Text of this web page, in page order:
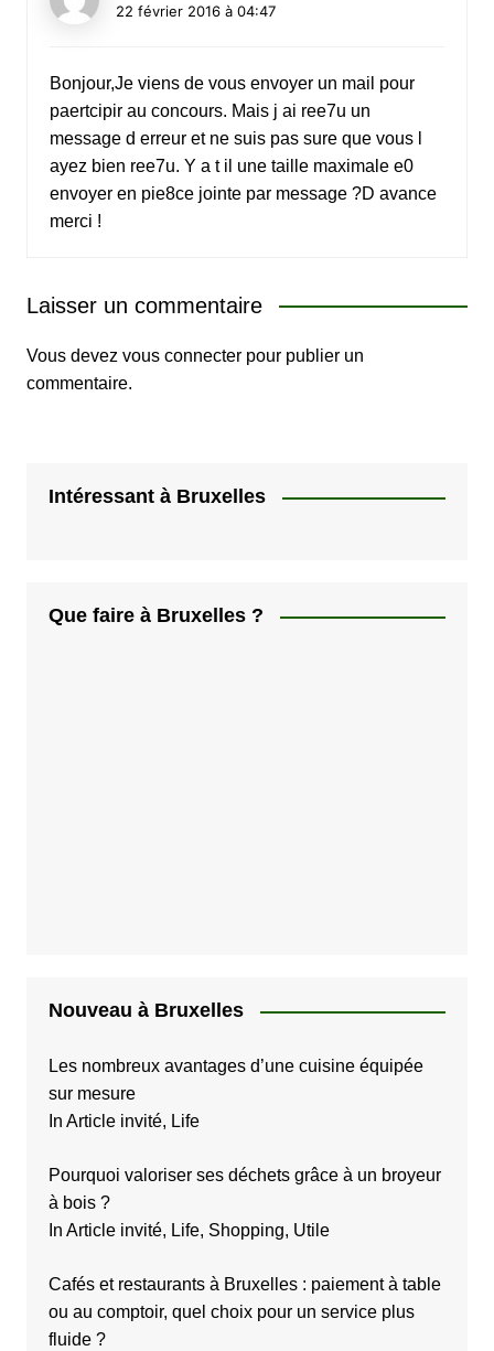
22 février 2016 à 04:47
Bonjour,Je viens de vous envoyer un mail pour
paertcipir au concours. Mais j ai ree7u un
message d erreur et ne suis pas sure que vous l
ayez bien ree7u. Y a t il une taille maximale e0
envoyer en pie8ce jointe par message ?D avance
merci !
Laisser un commentaire
Vous devez vous connecterpour publier un
commentaire.
Intéressant à Bruxelles
Que faire à Bruxelles ?
Nouveau à Bruxelles
Les nombreux avantages d’une cuisine équipée
sur mesure
In Article invité, Life
Pourquoi valoriser ses déchets grâce à un broyeur
à bois ?
In Article invité, Life, Shopping, Utile
Cafés et restaurants à Bruxelles : paiement à table
ou au comptoir, quel choix pour un service plus
fluide ?